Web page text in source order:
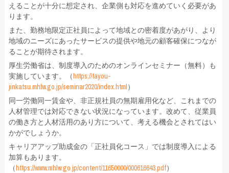
えることが十分に想定され、企業側も対応を進めていく必要があ
ります。
また、勤務地限定正社員によって地域との密着度があがり、より
地域のニーズにあったサービスの提供や地元の顧客確保につなが
ることが期待されます。
厚生労働省は、制度導入のためのオンラインセミナー（無料）も
実施しています。（https://tayou-
jinkatsu.mhlw.go.jp/seminar2020/index.html）
同一労働同一賃金や、非正規社員の無期雇用化など、これまでの
人材管理では対応できない状況になっています。改めて、従業員
の働き方と人材活用のあり方について、考える機会とされてはい
かがでしょうか。
キャリアアップ助成金の「正社員化コース」では制度導入による
加算もあります。
（https://www.mhlw.go.jp/content/11650000/000616643.pdf）